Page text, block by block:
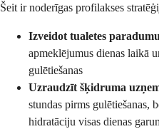
Šeit ir noderīgas profilakses
Izveidot tualetes
apmeklējumus dienas laikā
gulētiešanas
Uzraudzīt šķidruma
stundas pirms gulētiešanas,
hidratāciju visas dienas